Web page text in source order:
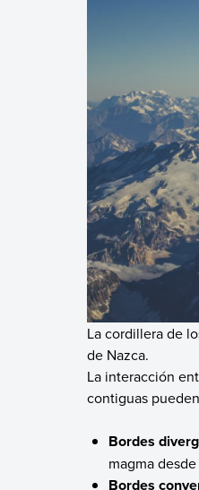
La cordillera de
de Nazca.
La interacción
contiguas
Bordes
magma
Bordes